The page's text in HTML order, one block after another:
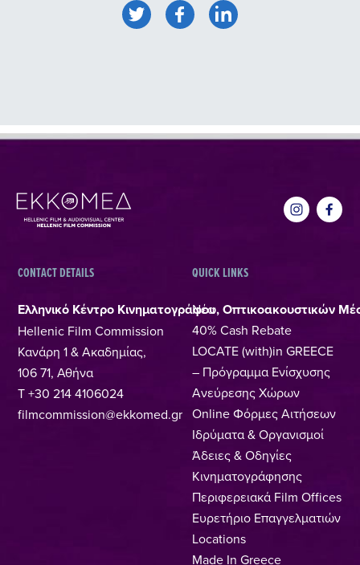
CONTACT DETAILS
Ελληνικό Κέντρο Κινηματογράφου, Οπτικοακουστικών
Hellenic Film Commission
Κανάρη 1 & Ακαδημίας,
106 71, Αθήνα
T +30 214 4106024
filmcommission@ekkomed.gr
QUICK LINKS
Νέα
40% Cash Rebate
LOCATE (with)in GREECE
– Πρόγραμμα Ενίσχυσης
Ανεύρεσης Χώρων
Online Φόρμες Αιτήσεων
Ιδρύματα & Οργανισμοί
Άδειες & Οδηγίες
Κινηματογράφησης
Περιφερειακά Film Offices
Ευρετήριο Επαγγελματιών
Locations
Made In Greece